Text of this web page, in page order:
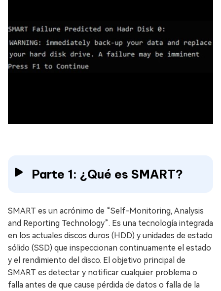
Parte 1: ¿Qué es SMART?
SMART es un acrónimo de “Self-Monitoring, Analysis
and Reporting Technology”. Es una tecnología integrada
en los actuales discos duros (HDD) y unidades de estado
sólido (SSD) que inspeccionan continuamente el estado
y el rendimiento del disco. El objetivo principal de
SMART es detectar y notificar cualquier problema o
falla antes de que cause pérdida de datos o falla de la